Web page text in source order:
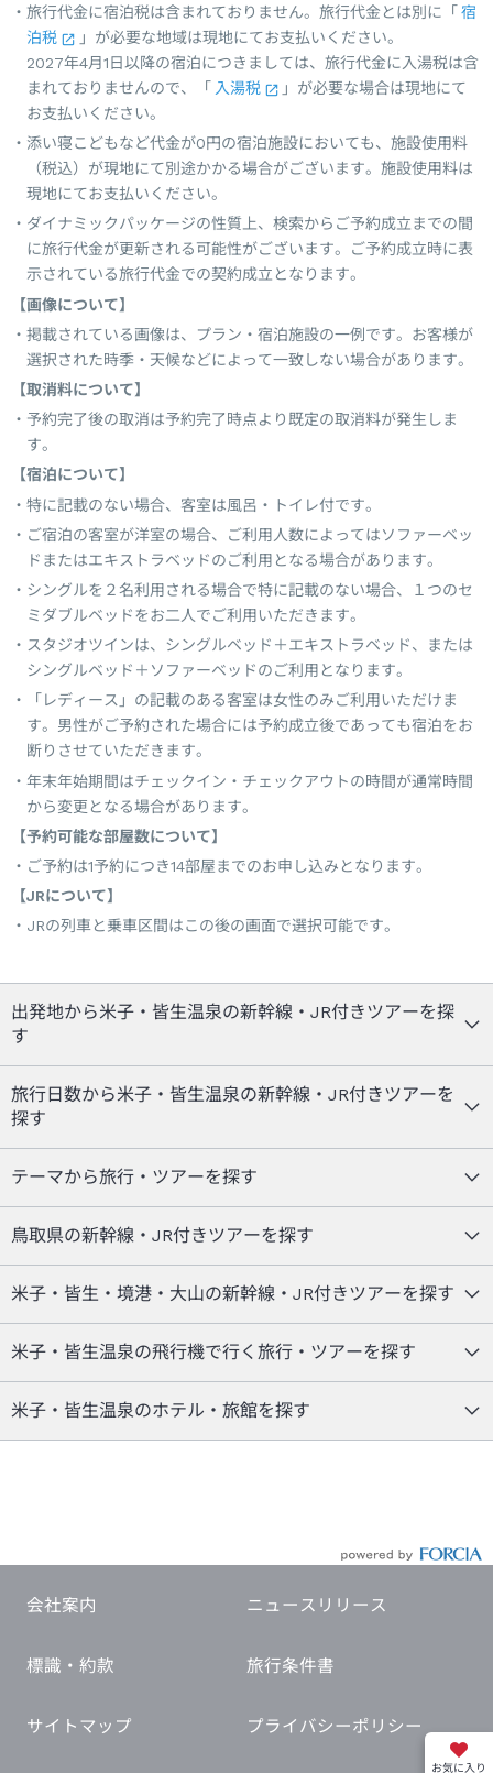
旅行代金に宿泊税は含まれておりません。旅行代金とは別に「 宿
泊税
」が必要な地域は現地にてお支払いください。
2027年4月1日以降の宿泊につきましては、旅行代金に入湯税は含
まれておりませんので、「 入湯税
」が必要な場合は現地にて
お支払いください。
添い寝こどもなど代金が0円の宿泊施設においても、施設使用料
（税込）が現地にて別途かかる場合がございます。施設使用料は
現地にてお支払いください。
ダイナミックパッケージの性質上、検索からご予約成立までの間
に旅行代金が更新される可能性がございます。ご予約成立時に表
示されている旅行代金での契約成立となります。
【画像について】
掲載されている画像は、プラン・宿泊施設の一例です。お客様が
選択された時季・天候などによって一致しない場合があります。
【取消料について】
予約完了後の取消は予約完了時点より既定の取消料が発生しま
す。
【宿泊について】
特に記載のない場合、客室は風呂・トイレ付です。
ご宿泊の客室が洋室の場合、ご利用人数によってはソファーベッ
ドまたはエキストラベッドのご利用となる場合があります。
シングルを２名利用される場合で特に記載のない場合、１つのセ
ミダブルベッドをお二人でご利用いただきます。
スタジオツインは、シングルベッド＋エキストラベッド、または
シングルベッド＋ソファーベッドのご利用となります。
「レディース」の記載のある客室は女性のみご利用いただけま
す。男性がご予約された場合には予約成立後であっても宿泊をお
断りさせていただきます。
年末年始期間はチェックイン・チェックアウトの時間が通常時間
から変更となる場合があります。
【予約可能な部屋数について】
ご予約は1予約につき14部屋までのお申し込みとなります。
【JRについて】
JRの列車と乗車区間はこの後の画面で選択可能です。
お気に入り
出発地から米子・皆生温泉の新幹線・JR付きツアーを探
す
旅行日数から米子・皆生温泉の新幹線・JR付きツアーを
探す
テーマから旅行・ツアーを探す
鳥取県の新幹線・JR付きツアーを探す
米子・皆生・境港・大山の新幹線・JR付きツアーを探す
米子・皆生温泉の飛行機で行く旅行・ツアーを探す
米子・皆生温泉のホテル・旅館を探す
会社案内 ニュースリリース
標識・約款 旅行条件書
サイトマップ プライバシーポリシー